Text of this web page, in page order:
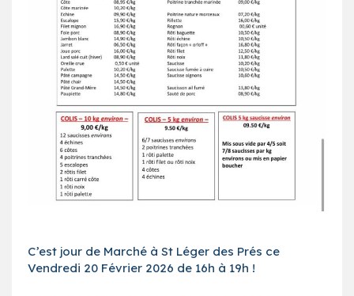
C’est jour de Marché à St Léger des Prés ce
Vendredi 20 Février 2026 de 16h à 19h !